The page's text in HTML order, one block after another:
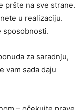
pršte na sve strane.
u realizaciju.
sposobnosti.
za saradnju,
vam sada daju